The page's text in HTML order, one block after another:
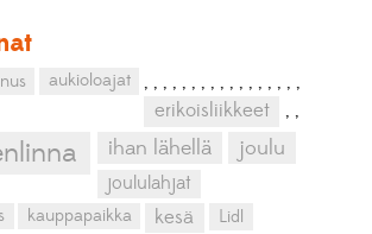
,,
aukioloajat ,
erikoisliikkeet
,,
ihan lähellä
,
joulu
,
joululahjat
,,
kauppapaikka
,
kesä
,
Lidl
,,,,,,
, ,